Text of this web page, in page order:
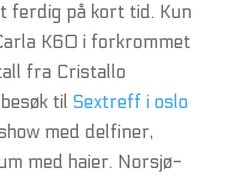
ferdig på kort tid. Kun
K60 i forkrommet
fra Cristallo
til Sextreff i oslo
med delfiner,
med haier. Norsjø-